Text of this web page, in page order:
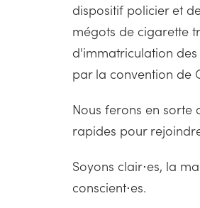
dispositif policier et
mégots de cigarette
d'immatriculation
par la convention de
Nous ferons en sorte
rapides pour
Soyons clair⋅es, la
conscient⋅es.